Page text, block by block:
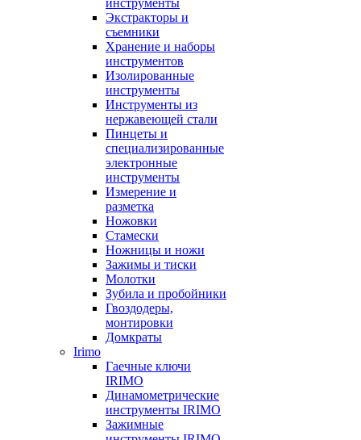
инструменты
Экстракторы и
съемники
Хранение и наборы
инструментов
Изолированные
инструменты
Инструменты из
нержавеющей стали
Пинцеты и
специализированные
электронные
инструменты
Измерение и
разметка
Ножовки
Стамески
Ножницы и ножи
Зажимы и тиски
Молотки
Зубила и пробойники
Гвоздодеры,
монтировки
Домкраты
Irimo
Гаечные ключи
IRIMO
Динамометрические
инструменты IRIMO
Зажимные